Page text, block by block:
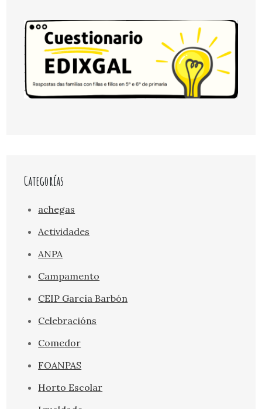
Categorías
achegas
Actividades
ANPA
Campamento
CEIP García Barbón
Celebracións
Comedor
FOANPAS
Horto Escolar